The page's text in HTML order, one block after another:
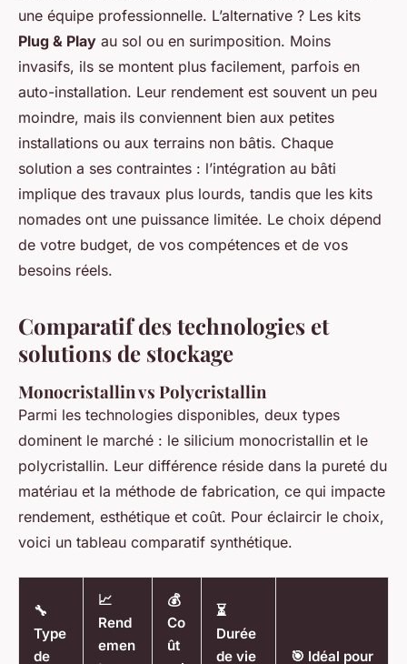
une équipe professionnelle. L’alternative ? Les kits
Plug & Play au sol ou en surimposition. Moins
invasifs, ils se montent plus facilement, parfois en
auto-installation. Leur rendement est souvent un peu
moindre, mais ils conviennent bien aux petites
installations ou aux terrains non bâtis. Chaque
solution a ses contraintes : l’intégration au bâti
implique des travaux plus lourds, tandis que les kits
nomades ont une puissance limitée. Le choix dépend
de votre budget, de vos compétences et de vos
besoins réels.
Comparatif des technologies et
solutions de stockage
Monocristallin vs Polycristallin
Parmi les technologies disponibles, deux types
dominent le marché : le silicium monocristallin et le
polycristallin. Leur différence réside dans la pureté du
matériau et la méthode de fabrication, ce qui impacte
rendement, esthétique et coût. Pour éclaircir le choix,
voici un tableau comparatif synthétique.
🔧
Type
de
📈
Rend
emen
💰
Co
ût
⏳
Durée
de vie
🎯 Idéal pour